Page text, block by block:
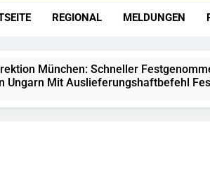
REGIONAL MELDUNGEN
München: Schneller
Ungarn Mit Auslieferungshaftbefehl